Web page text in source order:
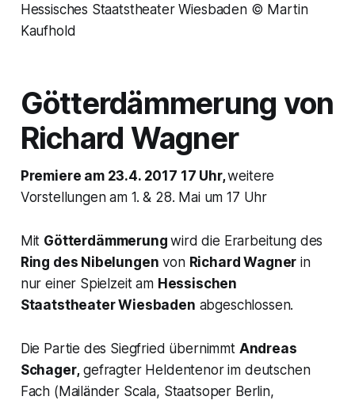
Hessisches Staatstheater Wiesbaden © Martin
Kaufhold
Götterdämmerung von
Richard Wagner
Premiere am 23.4. 2017 17 Uhr,weitere
Vorstellungen am 1. & 28. Mai um 17 Uhr
Mit Götterdämmerung wird die Erarbeitung des
Ring des Nibelungen von Richard Wagner in
nur einer Spielzeit am Hessischen
Staatstheater Wiesbaden abgeschlossen.
Die Partie des Siegfried übernimmt Andreas
Schager,gefragter Heldentenor im deutschen
Fach (Mailänder Scala, Staatsoper Berlin,